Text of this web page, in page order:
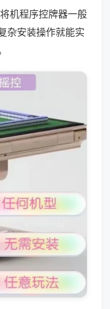
机程序控牌器一般
杂安装操作就能实